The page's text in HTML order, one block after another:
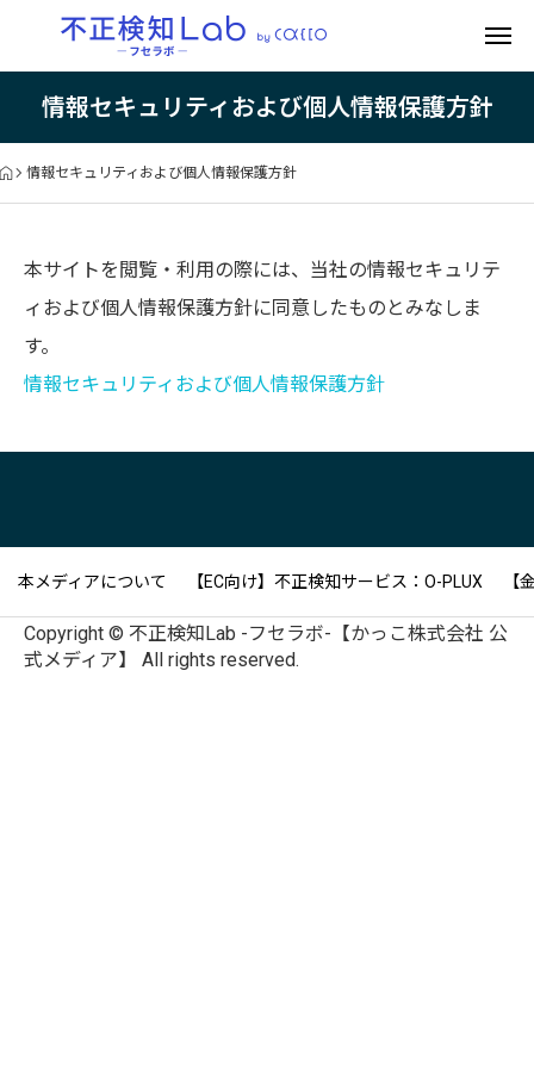
情報セキュリティおよび個人情報保護方針
情報セキュリティおよび個人情報保護方針
本サイトを閲覧・利用の際には、当社の情報セキュリテ
ィおよび個人情報保護方針に同意したものとみなしま
す。
情報セキュリティおよび個人情報保護方針
本メディアについて 【EC向け】不正検知サービス：O-PLUX 【
Copyright © 不正検知Lab -フセラボ-【かっこ株式会社 公
式メディア】 All rights reserved.